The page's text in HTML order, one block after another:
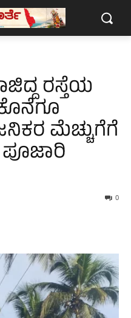
ರಸ್ತೆಯ
ಮೆಚ್ಚುಗೆಗೆ
ಪೂಜಾರಿ
0